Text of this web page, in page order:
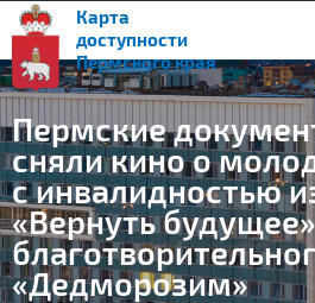
Карта
доступности
Пермского края
Документы
Приоритетные
Новости
Транспорт
Информация
Пермские
сняли кино о
с инвалидностью
«Вернуть будущее»
«Дедморозим»